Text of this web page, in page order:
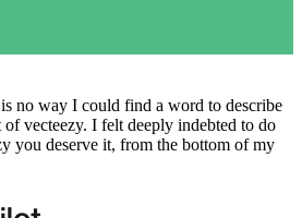
no way I could find a word to describe
of vecteezy. I felt deeply indebted to do
you deserve it, from the bottom of my